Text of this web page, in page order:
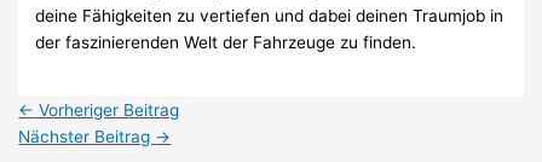
deine Fähigkeiten zu vertiefen und dabei deinen Traumjob in
der faszinierenden Welt der Fahrzeuge zu finden.
← Vorheriger Beitrag
Nächster Beitrag →